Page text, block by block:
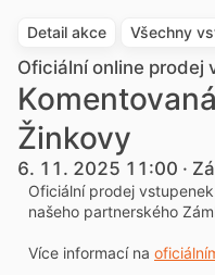
Detail akce Všechny
Oficiální online prodej
Žinkovy
6. 11. 2025 11:00 ·
Oficiální prodej
našeho partnerského
Více informací na